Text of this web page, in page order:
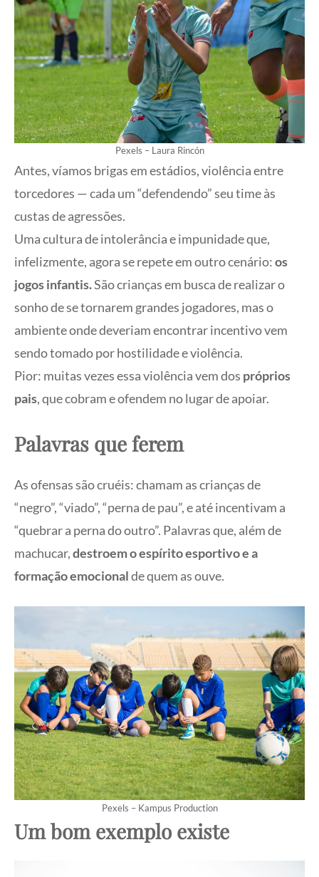
Pexels – Laura Rincón
Antes, víamos brigas em estádios, violência entre
torcedores — cada um “defendendo” seu time às
custas de agressões.
Uma cultura de intolerância e impunidade que,
infelizmente, agora se repete em outro cenário:os
jogos infantis.São crianças em busca de realizar o
sonho de se tornarem grandes jogadores, mas o
ambiente onde deveriam encontrar incentivo vem
sendo tomado por hostilidade e violência.
Pior: muitas vezes essa violência vem dos próprios
pais, que cobram e ofendem no lugar de apoiar.
Palavras que ferem
As ofensas são cruéis: chamam as crianças de
“negro”, “viado”, “perna de pau”, e até incentivam a
“quebrar a perna do outro”. Palavras que, além de
machucar,destroem o espírito esportivo e a
formação emocionalde quem as ouve.
Pexels – Kampus Production
Um bom exemplo existe